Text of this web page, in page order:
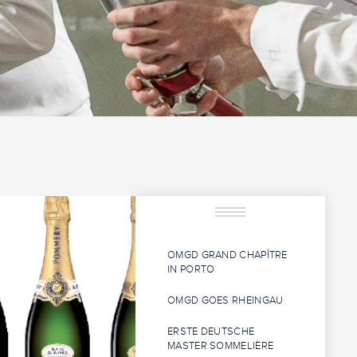
OMGD GRAND CHAPÎTRE
IN PORTO
OMGD GOES RHEINGAU
ERSTE DEUTSCHE
MASTER SOMMELIÈRE